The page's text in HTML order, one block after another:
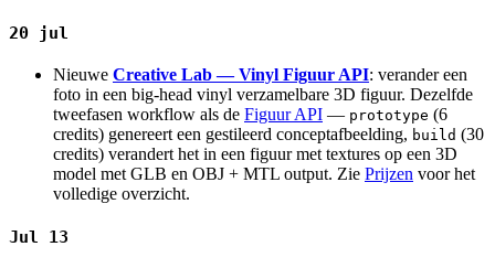
20 jul
Nieuwe Creative Lab — Vinyl Figuur API: verander een
foto in een big-head vinyl verzamelbare 3D figuur. Dezelfde
tweefasen workflow als de Figuur API — prototype (6
credits) genereert een gestileerd conceptafbeelding, build (30
credits) verandert het in een figuur met textures op een 3D
model met GLB en OBJ + MTL output. Zie Prijzen voor het
volledige overzicht.
Jul 13